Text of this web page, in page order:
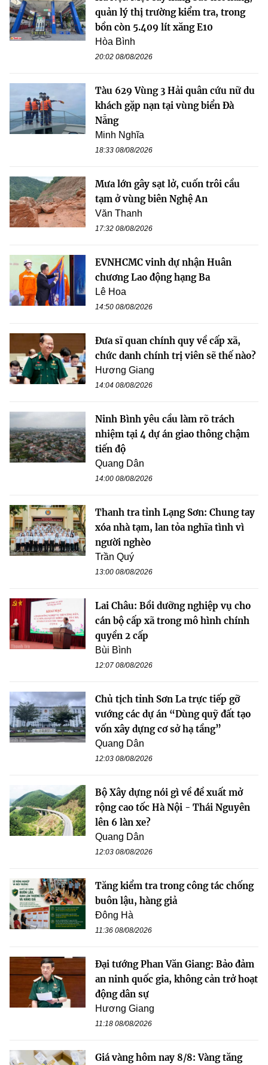
quản lý thị trường kiểm tra, trong
bồn còn 5.409 lít xăng E10
Hòa Bình
20:02 08/08/2026
Tàu 629 Vùng 3 Hải quân cứu nữ du
khách gặp nạn tại vùng biển Đà
Nẵng
Minh Nghĩa
18:33 08/08/2026
Mưa lớn gây sạt lở, cuốn trôi cầu
tạm ở vùng biên Nghệ An
Văn Thanh
17:32 08/08/2026
EVNHCMC vinh dự nhận Huân
chương Lao động hạng Ba
Lê Hoa
14:50 08/08/2026
Đưa sĩ quan chính quy về cấp xã,
chức danh chính trị viên sẽ thế nào?
Hương Giang
14:04 08/08/2026
Ninh Bình yêu cầu làm rõ trách
nhiệm tại 4 dự án giao thông chậm
tiến độ
Quang Dân
14:00 08/08/2026
Thanh tra tỉnh Lạng Sơn: Chung tay
xóa nhà tạm, lan tỏa nghĩa tình vì
người nghèo
Trần Quý
13:00 08/08/2026
Lai Châu: Bồi dưỡng nghiệp vụ cho
cán bộ cấp xã trong mô hình chính
quyền 2 cấp
Bùi Bình
12:07 08/08/2026
Chủ tịch tỉnh Sơn La trực tiếp gỡ
vướng các dự án “Dùng quỹ đất tạo
vốn xây dựng cơ sở hạ tầng”
Quang Dân
12:03 08/08/2026
Bộ Xây dựng nói gì về đề xuất mở
rộng cao tốc Hà Nội - Thái Nguyên
lên 6 làn xe?
Quang Dân
12:03 08/08/2026
Tăng kiểm tra trong công tác chống
buôn lậu, hàng giả
Đông Hà
11:36 08/08/2026
Đại tướng Phan Văn Giang: Bảo đảm
an ninh quốc gia, không cản trở hoạt
động dân sự
Hương Giang
11:18 08/08/2026
Giá vàng hôm nay 8/8: Vàng tăng